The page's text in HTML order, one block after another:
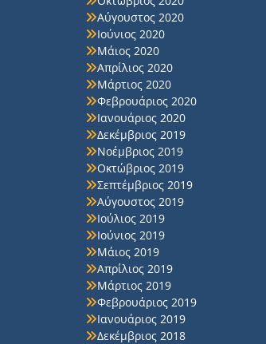
Αύγουστος 2020
Ιούνιος 2020
Μάιος 2020
Απρίλιος 2020
Μάρτιος 2020
Φεβρουάριος 2020
Ιανουάριος 2020
Δεκέμβριος 2019
Νοέμβριος 2019
Οκτώβριος 2019
Σεπτέμβριος 2019
Αύγουστος 2019
Ιούλιος 2019
Ιούνιος 2019
Μάιος 2019
Απρίλιος 2019
Μάρτιος 2019
Φεβρουάριος 2019
Ιανουάριος 2019
Δεκέμβριος 2018